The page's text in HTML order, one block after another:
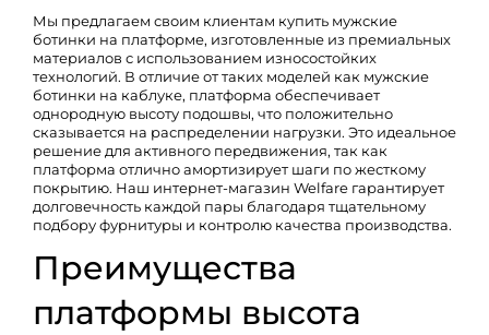
Мы предлагаем своим клиентам купить мужские
ботинки на платформе, изготовленные из премиальных
материалов с использованием износостойких
технологий. В отличие от таких моделей как мужские
ботинки на каблуке, платформа обеспечивает
однородную высоту подошвы, что положительно
сказывается на распределении нагрузки. Это идеальное
решение для активного передвижения, так как
платформа отлично амортизирует шаги по жесткому
покрытию. Наш интернет-магазин Welfare гарантирует
долговечность каждой пары благодаря тщательному
подбору фурнитуры и контролю качества производства.
Преимущества
платформы высота